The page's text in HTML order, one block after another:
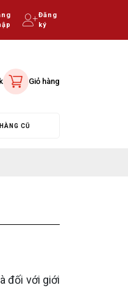
Đăng
ký
Giỏ hàng
HÀNG CŨ
đối với giới